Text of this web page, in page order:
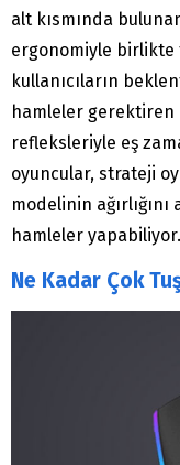
alt kısmında
ergonomiyle
kullanıcıların
hamleler gerektiren
refleksleriyle eş
oyuncular, strateji
modelinin
hamleler yapabiliyor.
Ne Kadar Çok